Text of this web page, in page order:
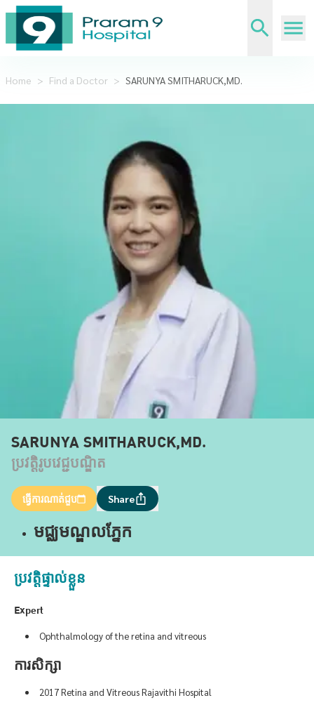
Home > Find a Doctor > SARUNYA SMITHARUCK,MD.
SARUNYA SMITHARUCK,MD.
ប្រវត្តិរូបវេជ្ជបណ្ឌិត
ធ្វើការណាត់ជួប Share
មជ្ឈមណ្ឌលភ្នែក
ប្រវត្តិផ្ទាល់ខ្លួន
Expert
Ophthalmology of the retina and vitreous
ការសិក្សា
2017 Retina and Vitreous Rajavithi Hospital